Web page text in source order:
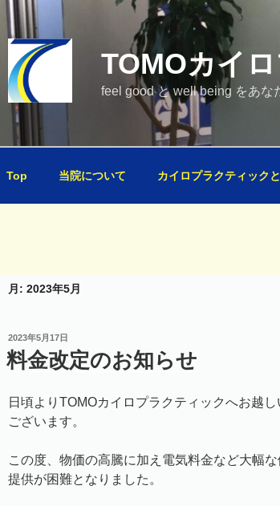
TOMOカイ
feel good と well being をあな
Top 当院について カイロプラクティック
月: 2023年5月
投
稿
日:
2023年5月17日
料金改定のお知らせ
日頃よりTOMOカイロプラクティックへお越
ございます。
この度、物価の高騰に加え電気料金など大幅
提供が困難となりました。